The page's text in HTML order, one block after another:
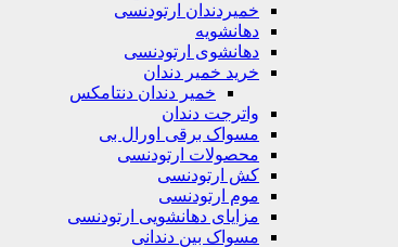
خمیردندان ارتودنسی
دهانشویه‌
دهانشوی ارتودنسی
خرید خمیر دندان
خمیر دندان دنتامکس
واترجت دندان
مسواک برقی اورال بی
محصولات ارتودنسی
کش ارتودنسی
موم ارتودنسی
مزایای دهانشویی ارتودنسی
مسواک بین دندانی